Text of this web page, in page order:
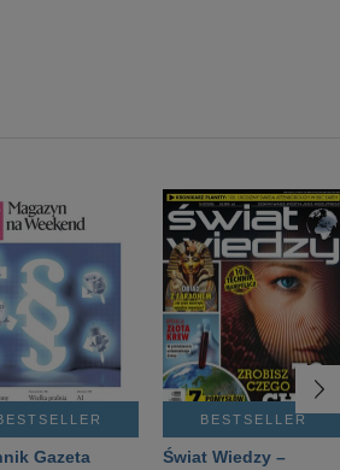
Gazeta
BESTSELLER
Świat Wiedzy –